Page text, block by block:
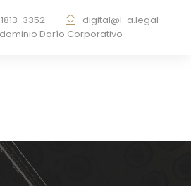
3352 ·
digital@l-a.legal
Darío Corporativo